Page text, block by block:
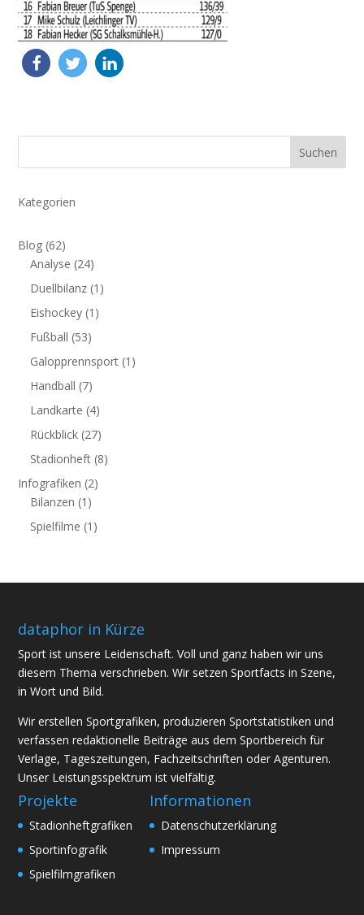
Suchen
Kategorien
Blog (62)
Analyse (24)
Duellbilanz (1)
Eishockey (1)
Fußball (53)
Galopprennsport (1)
Handball (7)
Landkarte (4)
Rückblick (27)
Stadionheft (8)
Infografiken (2)
Bilanzen (1)
Spielfilme (1)
dataphor in Kürze
Sport ist unsere Leidenschaft. Voll und ganz haben wir uns
diesem Thema verschrieben. Wir setzen Sportfacts in Szene,
in Wort und Bild.
Wir erstellen Sportgrafiken, produzieren Sportstatistiken und
verfassen redaktionelle Beiträge aus dem Sportbereich für
Verlage, Tageszeitungen, Fachzeitschriften oder Agenturen.
Unser Leistungsspektrum ist vielfältig.
Projekte
Stadionheftgrafiken
Sportinfografik
Spielfilmgrafiken
Informationen
Datenschutzerklärung
Impressum